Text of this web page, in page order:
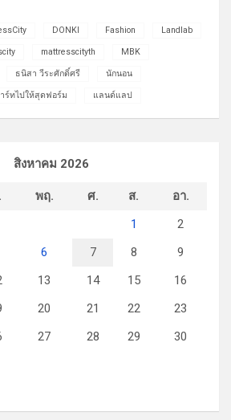
DONKI Fashion Landlab
mattresscityth MBK
ธนิสา วีระศักดิ์ศรี นักนอน
ร์ทไปให้สุดฟอร์ม แลนด์แลป
สิงหาคม 2026
พฤ. ศ. ส.
อา.
1
2
6 7 8
9
13 14 15
16
20 21 22
23
27 28 29
30